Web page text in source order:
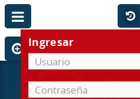
Ingresar